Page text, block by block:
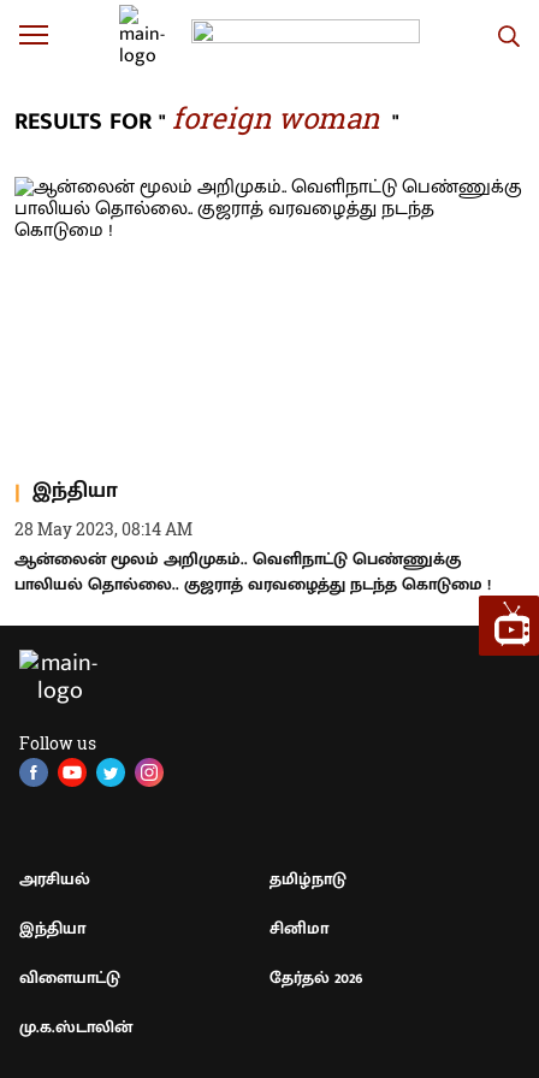
RESULTS FOR " foreign woman "
இந்தியா
28 May 2023, 08:14 AM
ஆன்லைன் மூலம் அறிமுகம்.. வெளிநாட்டு பெண்ணுக்கு
பாலியல் தொல்லை.. குஜராத் வரவழைத்து நடந்த கொடுமை !
Follow us
அரசியல்
தமிழ்நாடு
இந்தியா
சினிமா
விளையாட்டு
தேர்தல் 2026
மு.க.ஸ்டாலின்